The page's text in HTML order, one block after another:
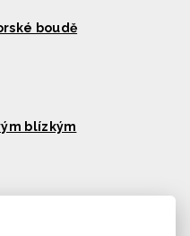
boudě
blízkým
v Peci pod Sněžkou